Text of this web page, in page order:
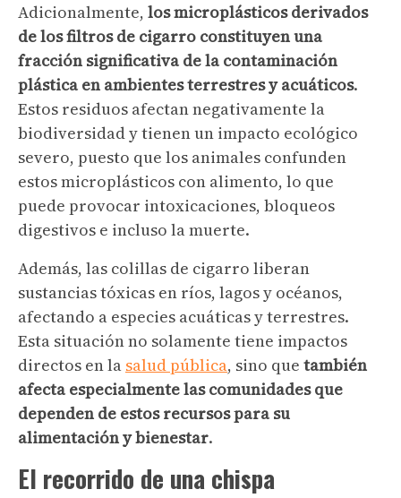
Adicionalmente, los microplásticos derivados
de los filtros de cigarro constituyen una
fracción significativa de la contaminación
plástica en ambientes terrestres y acuáticos.
Estos residuos afectan negativamente la
biodiversidad y tienen un impacto ecológico
severo, puesto que los animales confunden
estos microplásticos con alimento, lo que
puede provocar intoxicaciones, bloqueos
digestivos e incluso la muerte.
Además, las colillas de cigarro liberan
sustancias tóxicas en ríos, lagos y océanos,
afectando a especies acuáticas y terrestres.
Esta situación no solamente tiene impactos
directos en la salud pública, sino que también
afecta especialmente las comunidades que
dependen de estos recursos para su
alimentación y bienestar.
El recorrido de una chispa